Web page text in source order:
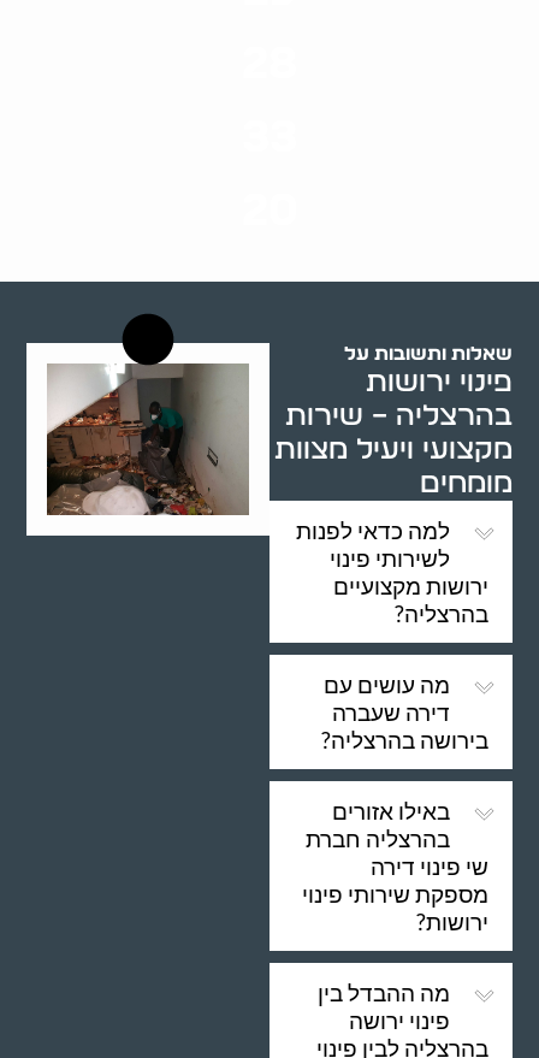
שאלות ותשובות על
פינוי ירושות
בהרצליה – שירות
מקצועי ויעיל מצוות
מומחים
למה כדאי לפנות
לשירותי פינוי
ירושות מקצועיים
בהרצליה?
מה עושים עם
דירה שעברה
בירושה בהרצליה?
באילו אזורים
בהרצליה חברת
שי פינוי דירה
מספקת שירותי פינוי
ירושות?
מה ההבדל בין
פינוי ירושה
בהרצליה לבין פינוי